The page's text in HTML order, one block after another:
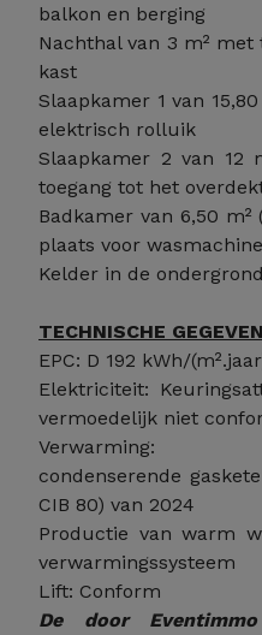
balkon en berging
Nachthal van 3 m²
kast
Slaapkamer 1 van
elektrisch rolluik
Slaapkamer 2 van 12
toegang tot het
Badkamer van 6,50
plaats voor
Kelder in de
TECHNISCHE
EPC: D 192 kWh/
Elektriciteit:
vermoedelijk niet
Verwarming:
condenserende
CIB 80) van 2024
Productie van warm
verwarmingssysteem
Lift: Conform
De door